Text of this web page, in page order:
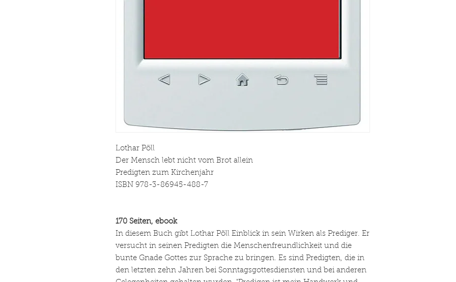
Lothar Pöll
Der Mensch lebt nicht vom Brot allein
Predigten zum Kirchenjahr
ISBN 978-3-86945-488-7
170 Seiten, ebook
In diesem Buch gibt Lothar Pöll Einblick in sein Wirken als Prediger. Er
versucht in seinen Predigten die Menschenfreundlichkeit und die
bunte Gnade Gottes zur Sprache zu bringen. Es sind Predigten, die in
den letzten zehn Jahren bei Sonntagsgottesdiensten und bei anderen